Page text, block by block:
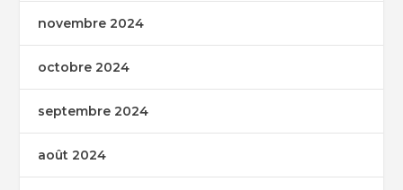
novembre 2024
octobre 2024
septembre 2024
août 2024